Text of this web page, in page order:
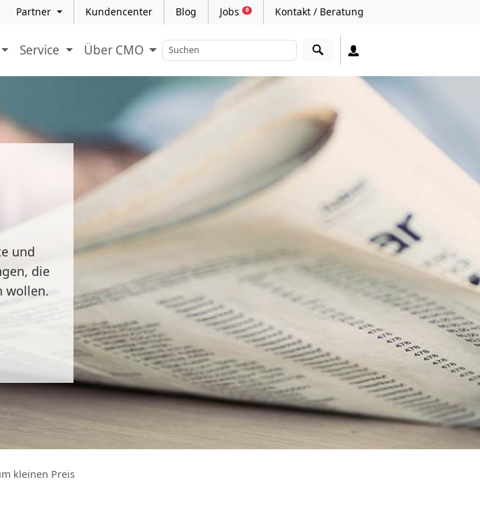
Partner Kundencenter Blog Jobs 0 Kontakt / Beratung
Service Über CMO
und
die
wollen.
kleinen Preis